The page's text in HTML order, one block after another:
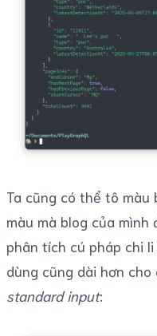
Ta cũng có thể tô màu
màu mà blog của mình
phân tích cú pháp chi
dùng cũng dài hơn
standard input: